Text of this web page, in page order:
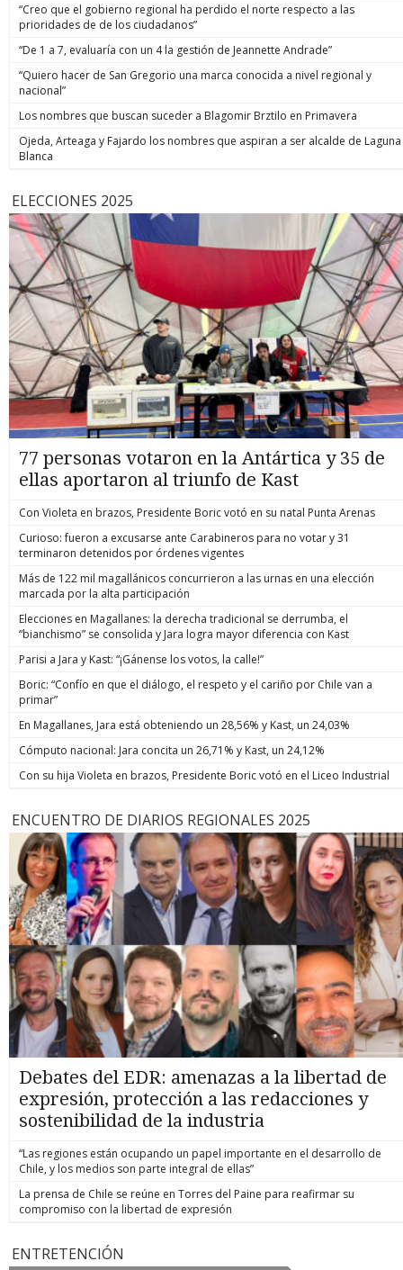
“Creo que el gobierno regional ha perdido el norte respecto a las
prioridades de de los ciudadanos”
“De 1 a 7, evaluaría con un 4 la gestión de Jeannette Andrade”
“Quiero hacer de San Gregorio una marca conocida a nivel regional y
nacional”
Los nombres que buscan suceder a Blagomir Brztilo en Primavera
Ojeda, Arteaga y Fajardo los nombres que aspiran a ser alcalde de Laguna
Blanca
ELECCIONES 2025
77 personas votaron en la Antártica y 35 de
ellas aportaron al triunfo de Kast
Con Violeta en brazos, Presidente Boric votó en su natal Punta Arenas
Curioso: fueron a excusarse ante Carabineros para no votar y 31
terminaron detenidos por órdenes vigentes
Más de 122 mil magallánicos concurrieron a las urnas en una elección
marcada por la alta participación
Elecciones en Magallanes: la derecha tradicional se derrumba, el
“bianchismo” se consolida y Jara logra mayor diferencia con Kast
Parisi a Jara y Kast: “¡Gánense los votos, la calle!”
Boric: “Confío en que el diálogo, el respeto y el cariño por Chile van a
primar”
En Magallanes, Jara está obteniendo un 28,56% y Kast, un 24,03%
Cómputo nacional: Jara concita un 26,71% y Kast, un 24,12%
Con su hija Violeta en brazos, Presidente Boric votó en el Liceo Industrial
ENCUENTRO DE DIARIOS REGIONALES 2025
Debates del EDR: amenazas a la libertad de
expresión, protección a las redacciones y
sostenibilidad de la industria
“Las regiones están ocupando un papel importante en el desarrollo de
Chile, y los medios son parte integral de ellas”
La prensa de Chile se reúne en Torres del Paine para reafirmar su
compromiso con la libertad de expresión
ENTRETENCIÓN